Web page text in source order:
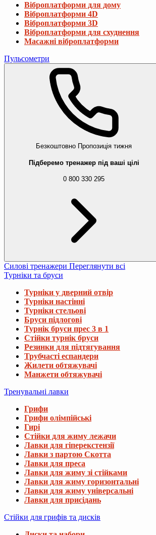
Віброплатформи для дому
Віброплатформи 4D
Віброплатформи 3D
Віброплатформи для схуднення
Масажні віброплатформи
Пульсометри
Безкоштовно Пропозиція тижня
Підберемо тренажер під ваші цілі
0 800 330 295
Силові тренажери Переглянути всі
Турніки та бруси
Турніки у дверний отвір
Турніки настінні
Турніки стельові
Бруси підлогові
Турнік бруси прес 3 в 1
Стійки турнік бруси
Резинки для підтягування
Трубчасті еспандери
Жилети обтяжувачі
Манжети обтяжувачі
Тренувальні лавки
Грифи
Грифи олімпійські
Гирі
Стійки для жиму лежачи
Лавки для гіперекстензії
Лавки з партою Скотта
Лавки для преса
Лавки для жиму зі стійками
Лавки для жиму горизонтальні
Лавки для жиму універсальні
Лавки для присідань
Стійки для грифів та дисків